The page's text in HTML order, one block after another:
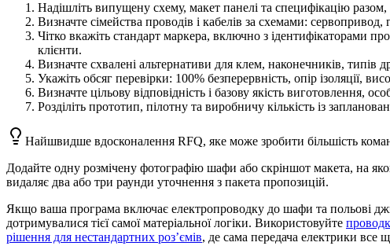
Надішліть випущену схему, макет панелі та специфікацію
Визначте сімейства проводів і кабелів за схемами:
Чітко вкажіть стандарт маркера, включно з ідентифікаторами
клієнти.
Визначте схвалені альтернативи для клем, наконечників, типів
Укажіть обсяг перевірки: 100% безперервність, опір ізоляції,
Визначте цільову відповідність і базову якість виготовлення,
Розділіть прототип, пілотну та виробничу кількість із
Найшвидше вдосконалення RFQ, яке може зробити більшість
Додайте одну розмічену фотографію шафи або скріншот макета, на
видаляє два або три раунди уточнення з пакета пропозицій.
Якщо ваша програма включає електропроводку до шафи та польові
дотримувалися тієї самої матеріальної логіки. Використовуйте
рішення для нестандартних роз’ємів, де сама передача електрики все